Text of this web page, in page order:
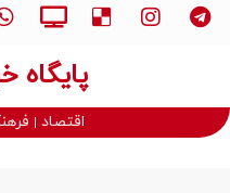
پایگاه
اقتصاد